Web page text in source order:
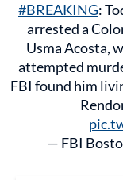
#BREAKING:
arrested a
Usma Acosta,
attempted
FBI found him
— FBI